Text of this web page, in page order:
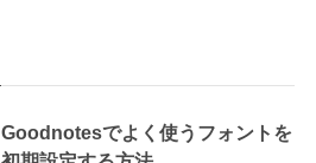
Goodnotesでよく使うフォントを